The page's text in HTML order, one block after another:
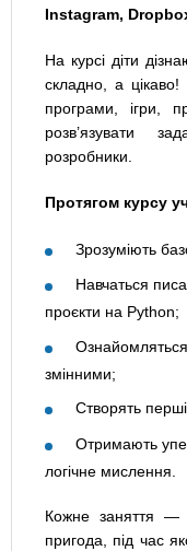
Instagram,
На курсі діти
складно, а цікаво!
програми, ігри,
розв’язувати
розробники.
Протягом курсу
Зрозуміють
Навчаться
проєкти на Python;
змінними;
Створять перші
Отримають
логічне мислення.
Кожне заняття —
пригода, під час